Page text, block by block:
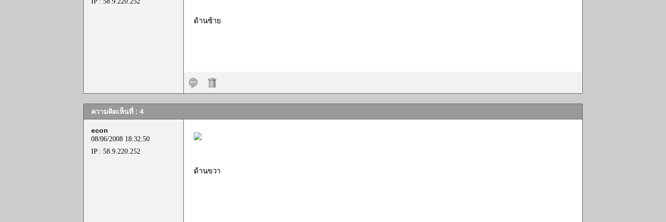
ด้านซ้าย
ความคิดเห็นที่ : 4
econ
08/06/2008 18:32:50
IP : 58.9.220.252
ด้านขวา